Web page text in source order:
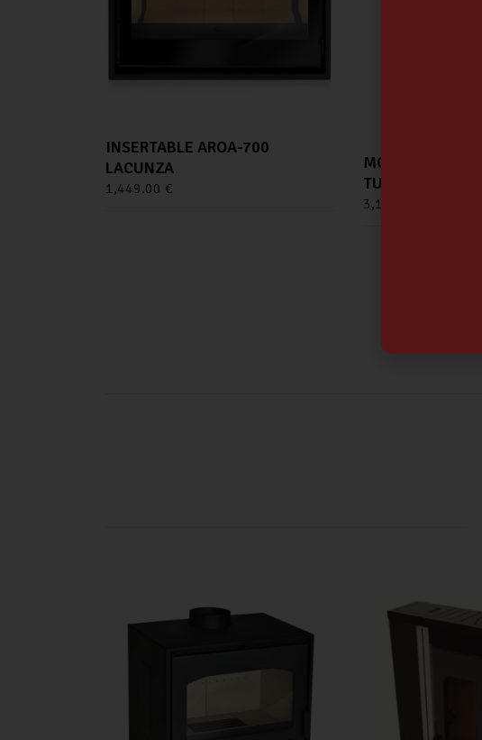
INSERTABLE AROA-700
LACUNZA
1,449.00 €
MONOBLOQUE
TURBINA |
3,104.00